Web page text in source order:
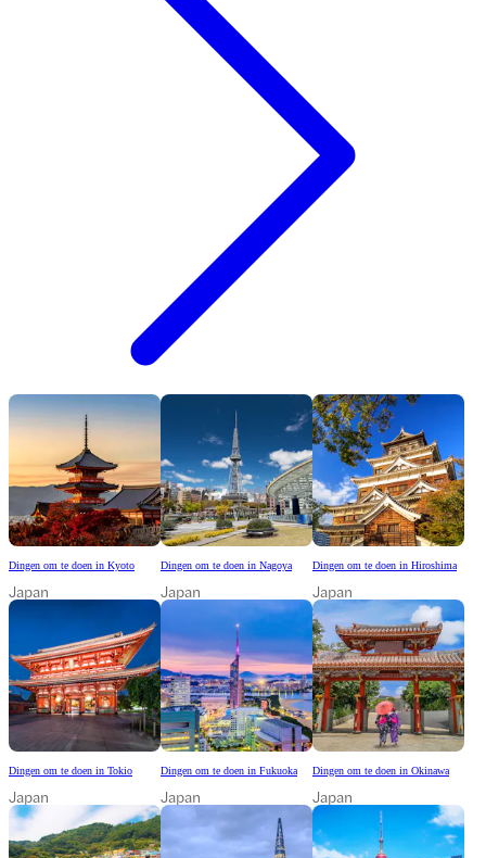
Dingen om te doen in Kyoto
Japan
Dingen om te doen in Nagoya
Japan
Dingen om te doen in Hiroshima
Japan
Dingen om te doen in Tokio
Japan
Dingen om te doen in Fukuoka
Japan
Dingen om te doen in Okinawa
Japan